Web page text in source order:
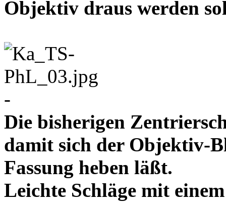
Objektiv draus
-
Die bisherigen
damit sich der Objektiv-
Fassung heben läßt.
Leichte Schläge mit